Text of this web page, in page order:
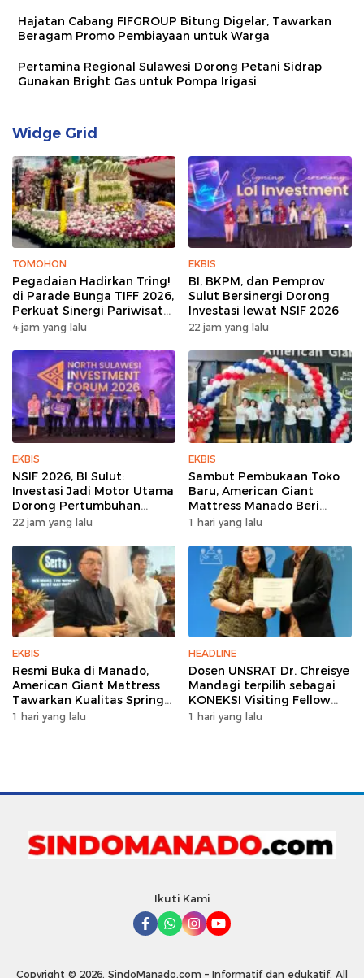
Hajatan Cabang FIFGROUP Bitung Digelar, Tawarkan
Beragam Promo Pembiayaan untuk Warga
Pertamina Regional Sulawesi Dorong Petani Sidrap
Gunakan Bright Gas untuk Pompa Irigasi
Widge Grid
TOMOHON
Pegadaian Hadirkan Tring!
di Parade Bunga TIFF 2026,
Perkuat Sinergi Pariwisata
Sulut
4 jam yang lalu
EKBIS
BI, BKPM, dan Pemprov
Sulut Bersinergi Dorong
Investasi lewat NSIF 2026
22 jam yang lalu
EKBIS
NSIF 2026, BI Sulut:
Investasi Jadi Motor Utama
Dorong Pertumbuhan
Ekonomi Sulut
22 jam yang lalu
EKBIS
Sambut Pembukaan Toko
Baru, American Giant
Mattress Manado Beri
Promo Hemat Jutaan
1 hari yang lalu
EKBIS
Resmi Buka di Manado,
American Giant Mattress
Tawarkan Kualitas Spring
Bed Premium
1 hari yang lalu
HEADLINE
Dosen UNSRAT Dr. Chreisye
Mandagi terpilih sebagai
KONEKSI Visiting Fellow
2026 di Australia
1 hari yang lalu
Ikuti Kami
Copyright © 2026. SindoManado.com – Informatif dan edukatif. All